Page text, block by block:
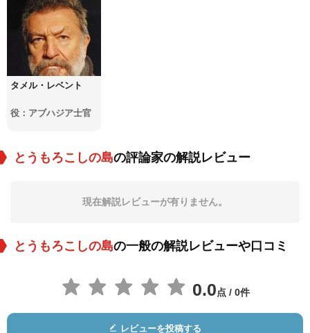
タメル・レベント
役：アブハジア士官
とうもろこしの島の評論家の解説レビュー
現在解説レビューが有りません。
とうもろこしの島の一般の解説レビューや口コミ
0.0点 / 0件
レビューを投稿する